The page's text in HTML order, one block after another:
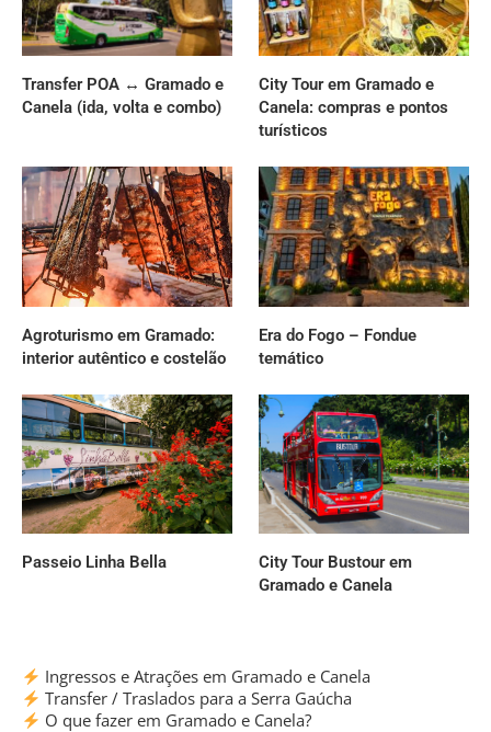
Transfer POA ↔ Gramado e
Canela (ida, volta e combo)
City Tour em Gramado e
Canela: compras e pontos
turísticos
Agroturismo em Gramado:
interior autêntico e costelão
Era do Fogo – Fondue
temático
Passeio Linha Bella
City Tour Bustour em
Gramado e Canela
Ingressos e Atrações em Gramado e Canela
Transfer / Traslados para a Serra Gaúcha
O que fazer em Gramado e Canela?